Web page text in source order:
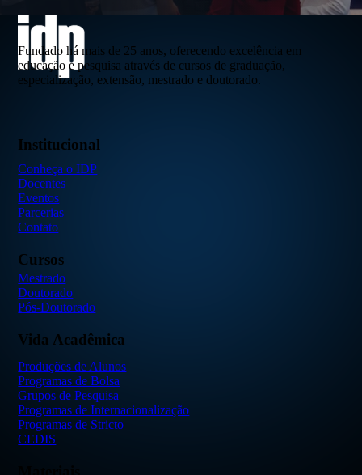
Fundado há mais de 25 anos, oferecendo excelência em
educação e pesquisa através de cursos de graduação,
especialização, extensão, mestrado e doutorado.
Institucional
Conheça o IDP
Docentes
Eventos
Parcerias
Contato
Cursos
Mestrado
Doutorado
Pós-Doutorado
Vida Acadêmica
Produções de Alunos
Programas de Bolsa
Grupos de Pesquisa
Programas de Internacionalização
Programas de Stricto
CEDIS